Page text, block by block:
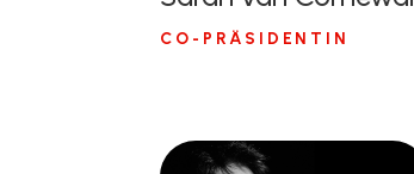
CO-PRÄSIDENTIN